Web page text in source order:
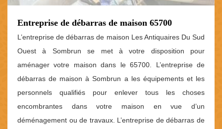
Entreprise de débarras de maison 65700
L’entreprise de débarras de maison Les Antiquaires Du Sud
Ouest à Sombrun se met à votre disposition pour
aménager votre maison dans le 65700. L’entreprise de
débarras de maison à Sombrun a les équipements et les
personnels qualifiés pour enlever tous les choses
encombrantes dans votre maison en vue d’un
déménagement ou de travaux. L’entreprise de débarras de